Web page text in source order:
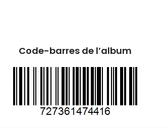
Code-barres de l’album